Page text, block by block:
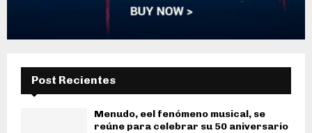
Post Recientes
Menudo, eel fenómeno musical, se
reúne para celebrar su 50 aniversario